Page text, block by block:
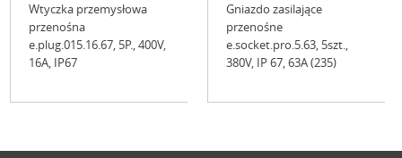
Wtyczka przemysłowa
przenośna
e.plug.015.16.67, 5P., 400V,
16А, IP67
Gniazdo zasilające
przenośne
e.socket.pro.5.63, 5szt.,
380V, IP 67, 63A (235)